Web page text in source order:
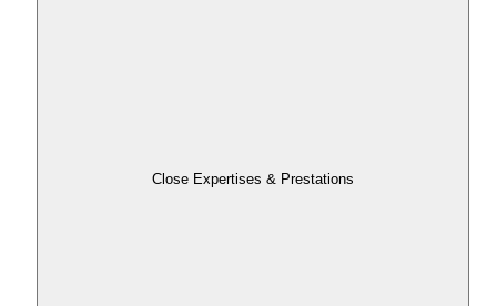
Close Expertises & Prestations